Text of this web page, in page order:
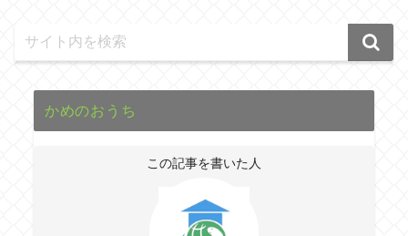
かめのおうち
この記事を書いた人